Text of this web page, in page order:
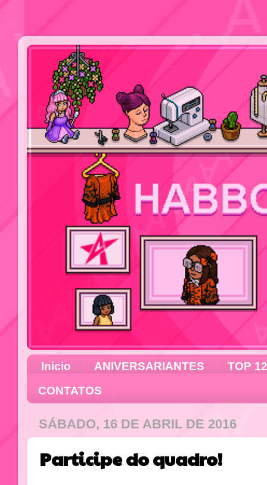
Inicio ANIVERSARIANTES
TOP 12
CONTATOS
SÁBADO, 16 DE ABRIL DE 2016
Participe do quadro!